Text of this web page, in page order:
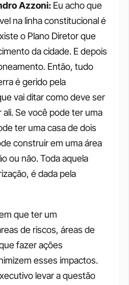
Azzoni: Eu acho que
na linha constitucional é
o Plano Diretor que
da cidade. E depois
Então, tudo
é gerido pela
vai ditar como deve ser
Se você pode ter uma
ter uma casa de dois
construir em uma área
ou não. Toda aquela
é dada pela
que ter um
de riscos, áreas de
fazer ações
esses impactos.
levar a questão